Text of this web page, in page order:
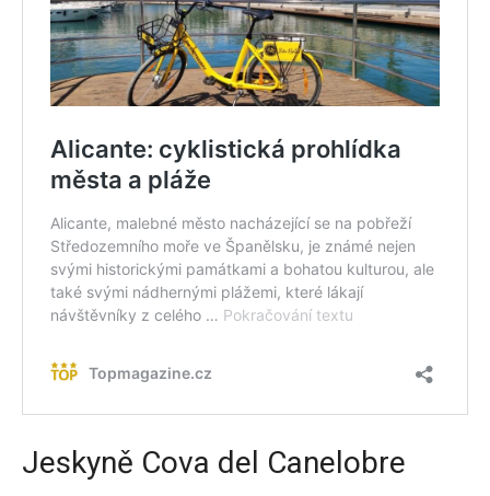
Jeskyně Cova del Canelobre